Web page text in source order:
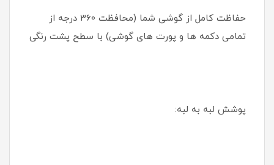
حفاظت کامل از گوشی شما (محافظت 360 درجه از
تمامی دکمه ها و پورت های گوشی) با سطح پشت رنگی
پوشش لبه به لبه: